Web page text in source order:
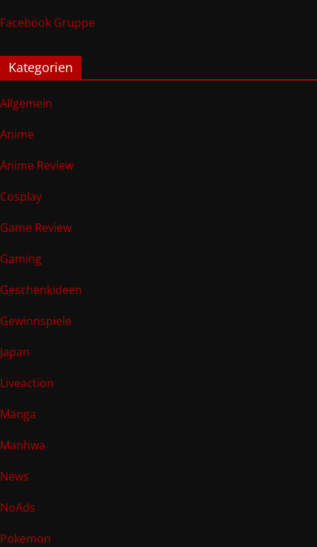
Facebook Gruppe
Kategorien
Allgemein
Anime
Anime Review
Cosplay
Game Review
Gaming
Geschenkideen
Gewinnspiele
Japan
Liveaction
Manga
Manhwa
News
NoAds
Pokemon